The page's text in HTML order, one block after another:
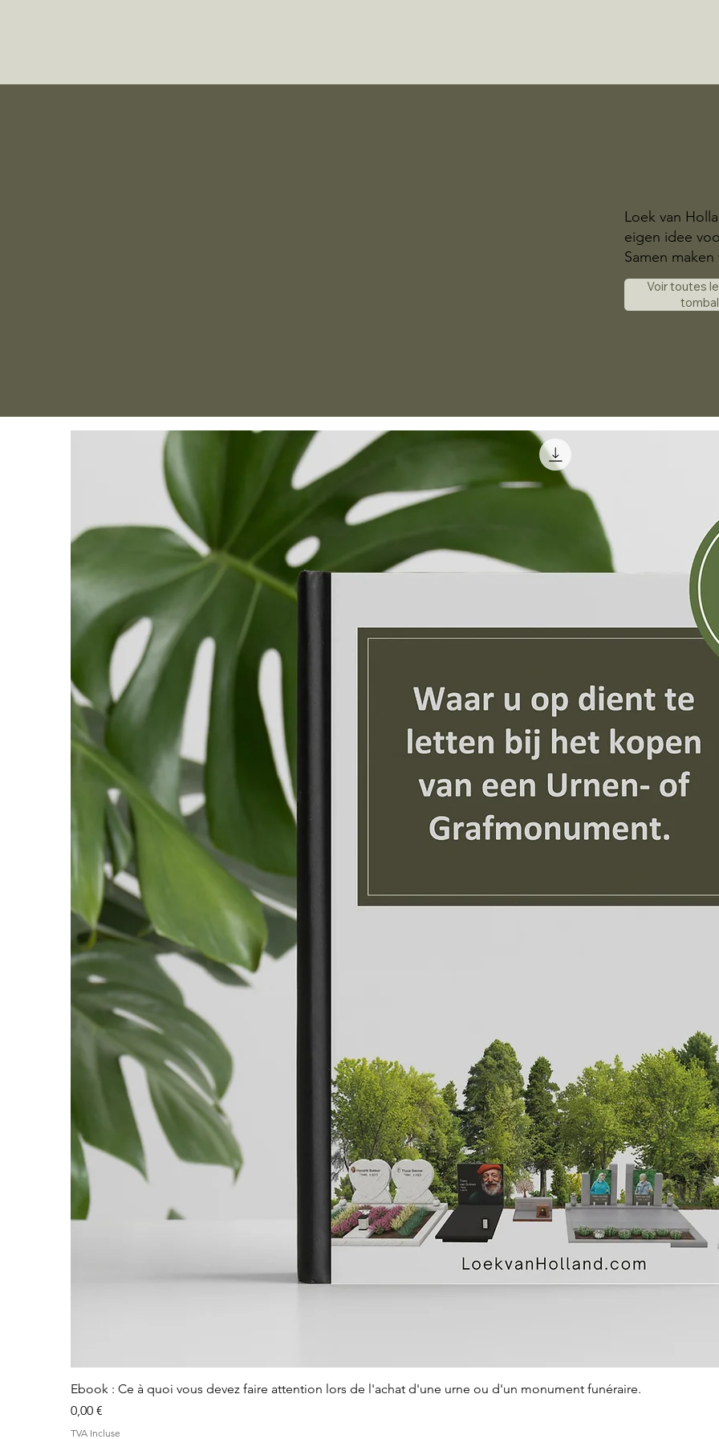
Loek van
eigen idee
Samen
Voir toutes
Aperçu rapide
Ebook : Ce à quoi vous devez faire attention lors de l'achat d'une urne ou d'un monument funéraire.
Prix
0,00 €
TVA Incluse